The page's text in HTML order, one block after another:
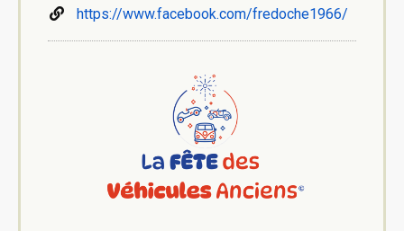
https://www.facebook.com/fredoche1966/